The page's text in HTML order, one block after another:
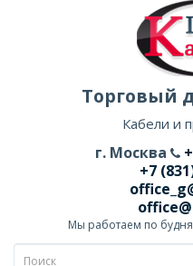
Торговый
Кабели и
г. Москва
+7
Мы работаем по